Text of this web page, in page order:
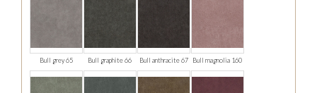
Bull grey 65 Bull graphite 66 Bull anthracite 67 Bull magnolia 160